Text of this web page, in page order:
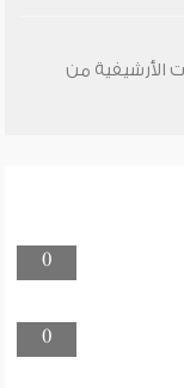
الأرشيفية من
0
0